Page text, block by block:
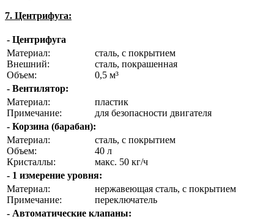
7. Центрифуга:
- Центрифуга
Материал:
Внешний:
Объем:
сталь, с покрытием
сталь, покрашенная
0,5 м³
- Вентилятор:
Материал:
Примечание:
пластик
для безопасности двигателя
- Корзина (барабан):
Материал:
Объем:
Кристаллы:
сталь, с покрытием
40 л
макс. 50 кг/ч
- 1 измерение уровня:
Материал:
Примечание:
нержавеющая сталь, с покрытием
переключатель
- Автоматические клапаны: